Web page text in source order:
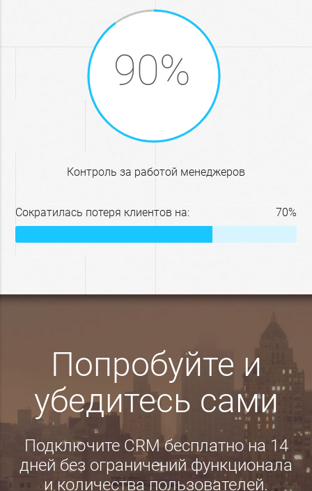
контроль за работой менеджеров
Сократилась потеря клиентов на: 70%
Попробуйте и
убедитесь сами
Подключите CRM бесплатно на 14
дней без ограничений функционала
и количества пользователей.